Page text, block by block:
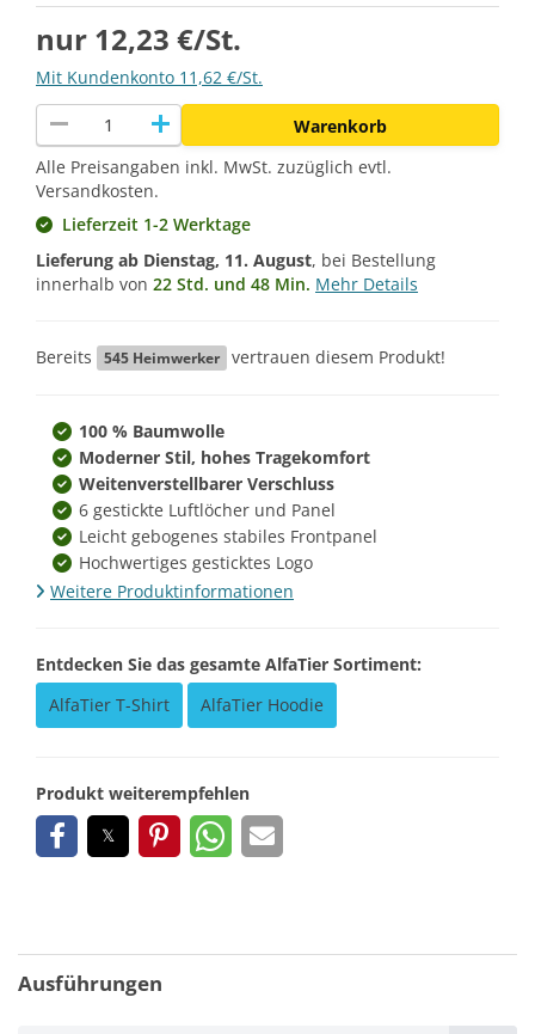
nur 12,23 €/St.
Mit Kundenkonto 11,62 €/St.
remove add
Warenkorb
Alle Preisangaben inkl. MwSt. zuzüglich evtl.
Versandkosten.
Lieferzeit 1-2 Werktage
Lieferung ab Dienstag, 11. August, bei Bestellung
innerhalb von 22 Std. und 48 Min. Mehr Details
Bereits 545 Heimwerker vertrauen diesem Produkt!
100 % Baumwolle
Moderner Stil, hohes Tragekomfort
Weitenverstellbarer Verschluss
6 gestickte Luftlöcher und Panel
Leicht gebogenes stabiles Frontpanel
Hochwertiges gesticktes Logo
Weitere Produktinformationen
Entdecken Sie das gesamte AlfaTier Sortiment:
AlfaTier T-Shirt
AlfaTier Hoodie
Produkt weiterempfehlen
Ausführungen